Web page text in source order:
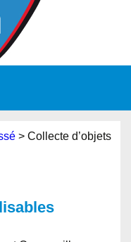
> Collecte d’objets